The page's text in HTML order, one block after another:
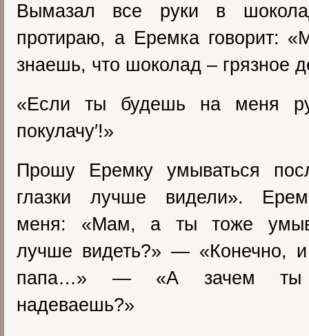
Вымазал все руки в
протираю, а Еремка говорит:
знаешь, что шоколад – грязное
«Если ты будешь на меня
покулачу′!»
Прошу Еремку умываться
глазки лучше видели».
меня: «Мам, а ты тоже
лучше видеть?» — «Конечно,
папа…» — «А зачем ты
надеваешь?»